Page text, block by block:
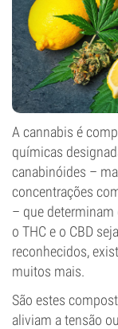
A cannabis é
químicas
canabinóides –
concentrações
– que
o THC e o CBD
reconhecidos,
muitos mais.
São estes
aliviam a tensão